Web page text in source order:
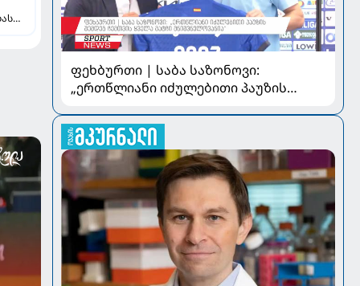
ფეხბურთი | საბა საზონოვი:
„ერთწლიანი იძულებითი პაუზის
მნიშვნელოვანია“